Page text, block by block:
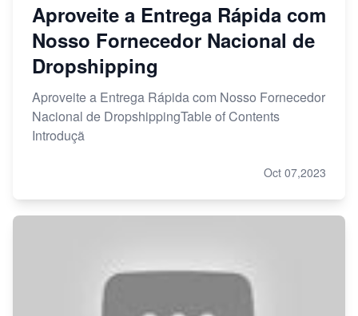
Aproveite a Entrega Rápida com
Nosso Fornecedor Nacional de
Dropshipping
Aproveite a Entrega Rápida com Nosso Fornecedor
Nacional de DropshippingTable of Contents
Introduçã
Oct 07,2023